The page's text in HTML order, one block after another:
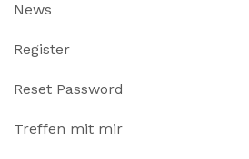
News
Register
Reset Password
Treffen mit mir